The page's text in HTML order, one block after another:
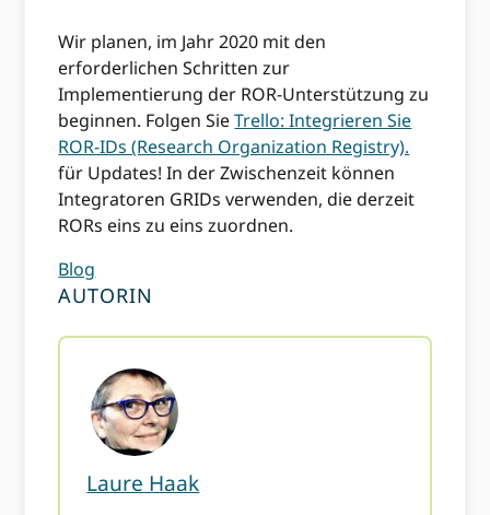
Wir planen, im Jahr 2020 mit den
erforderlichen Schritten zur
Implementierung der ROR-Unterstützung zu
beginnen. Folgen SieTrello: Integrieren Sie
ROR-IDs (Research Organization Registry).
für Updates! In der Zwischenzeit können
Integratoren GRIDs verwenden, die derzeit
RORs eins zu eins zuordnen.
Blog
AUTORIN
Laure Haak